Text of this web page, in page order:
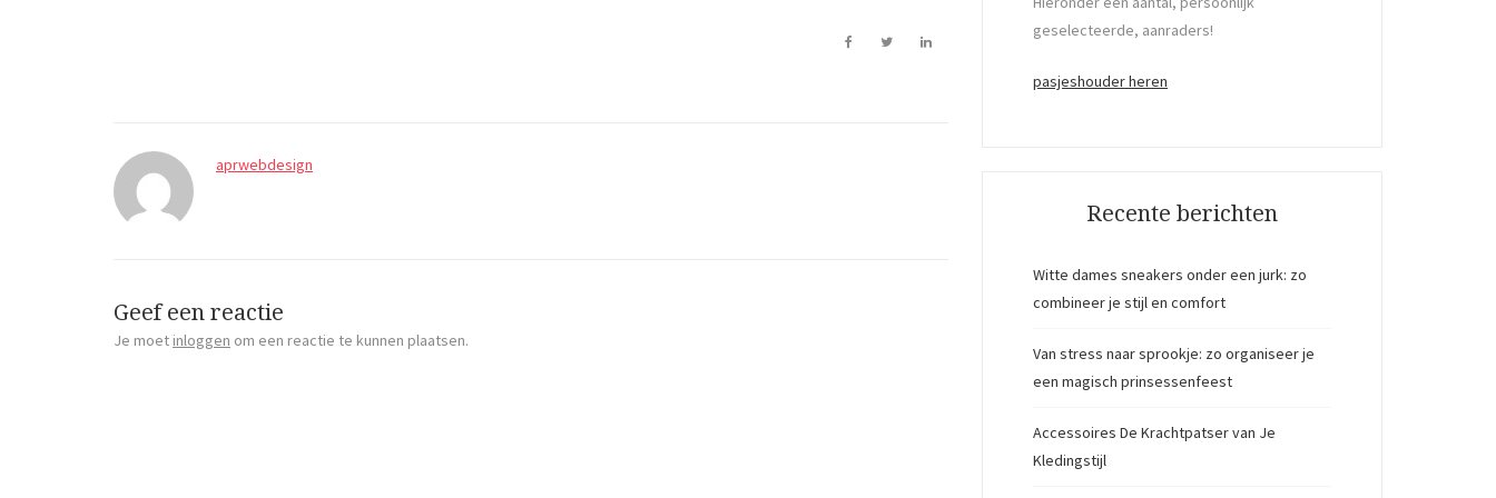
aprwebdesign
Geef een reactie
Je moet inloggen om een reactie te kunnen plaatsen.
geselecteerde, aanraders!
pasjeshouder heren
Recente berichten
Witte dames sneakers onder een jurk: zo
combineer je stijl en comfort
Van stress naar sprookje: zo organiseer je
een magisch prinsessenfeest
Accessoires De Krachtpatser van Je
Kledingstijl